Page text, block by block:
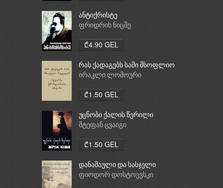
ანტიქრისტე
ფრიდრიხ ნიცშე
₾4.90 GEL
რას ქადაგებს სამი მსოფლიო
რელიგია: ბუდიზმი,
ირაკლი ლომოური
₾1.50 GEL
უცნობი ქალის წერილი
შტეფან ცვაიგი
₾1.50 GEL
დანაშაული და სასჯელი
ფიოდორ დოსტოევსკი